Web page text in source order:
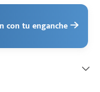
con tu enganche